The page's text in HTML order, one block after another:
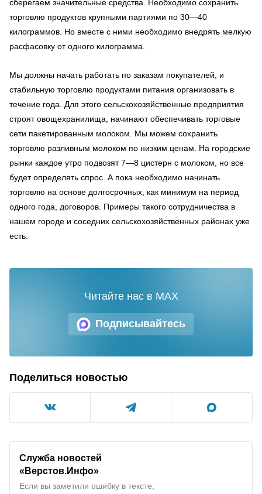
сберегаем значительные средства. Необходимо сохранить
торговлю продуктов крупными партиями по 30—40
килограммов. Но вместе с ними необходимо внедрять мелкую
расфасовку от одного килограмма.
Мы должны начать работать по заказам покупателей, и
стабильную торговлю продуктами питания организовать в
течение года. Для этого сельскохозяйственные предприятия
строят овощехранилища, начинают обеспечивать торговые
сети пакетированным молоком. Мы можем сохранить
торговлю разливным молоком по низким ценам. На городские
рынки каждое утро подвозят 7—8 цистерн с молоком, но все
будет определять спрос. А пока необходимо начинать
торговлю на основе долгосрочных, как минимум на период
одного года, договоров. Примеры такого сотрудничества в
нашем городе и соседних сельскохозяйственных районах уже
есть.
Подписывайтесь
Читайте нас в MAX
Поделиться новостью
Служба новостей
«Верстов.Инфо»
Если вы заметили ошибку в тексте,